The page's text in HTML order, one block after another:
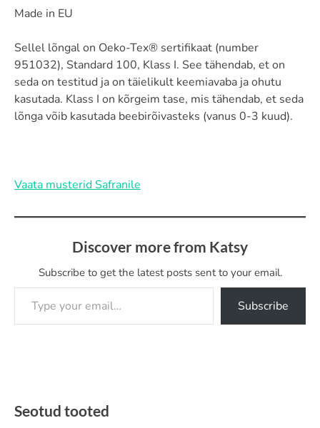
Made in EU
Sellel lõngal on Oeko-Tex® sertifikaat (number
951032), Standard 100, Klass I. See tähendab, et on
seda on testitud ja on täielikult keemiavaba ja ohutu
kasutada. Klass I on kõrgeim tase, mis tähendab, et seda
lõnga võib kasutada beebirõivasteks (vanus 0-3 kuud).
Vaata musterid Safranile
Discover more from Katsy
Subscribe to get the latest posts sent to your email.
Type your email…
Subscribe
Seotud tooted